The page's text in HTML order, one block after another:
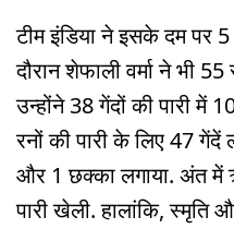
टीम इंडिया ने इसके दम पर
दौरान शेफाली वर्मा ने भी
उन्होंने 38 गेंदों की पारी में
रनों की पारी के लिए 47 गेंदें
और 1 छक्का लगाया. अंत में
पारी खेली. हालांकि,